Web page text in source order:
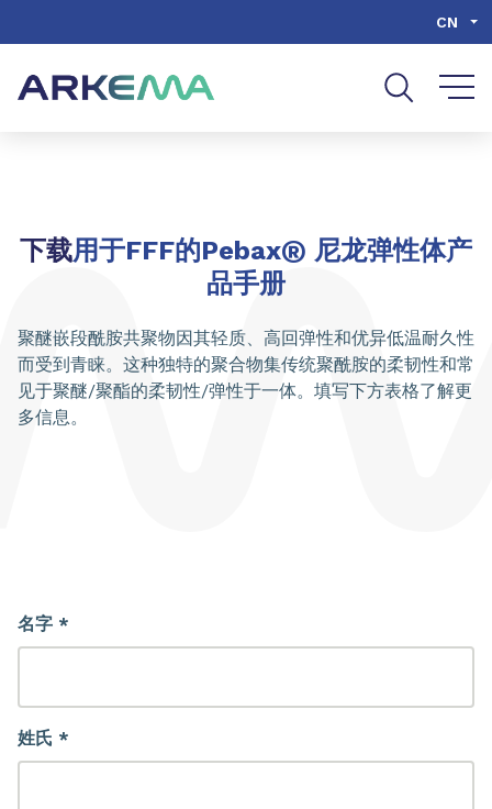
CN
下载用于FFF的Pebax® 尼龙弹性体产
品手册
聚醚嵌段酰胺共聚物因其轻质、高回弹性和优异低温耐久性
而受到青睐。这种独特的聚合物集传统聚酰胺的柔韧性和常
见于聚醚/聚酯的柔韧性/弹性于一体。填写下方表格了解更
多信息。
名字 *
姓氏 *